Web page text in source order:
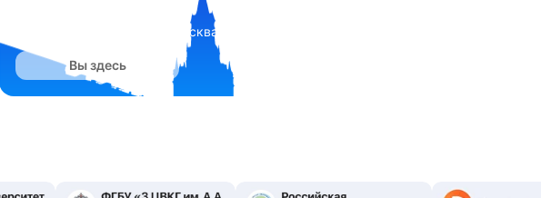
29 ноября – 01 декабря, Москва
Вы здесь